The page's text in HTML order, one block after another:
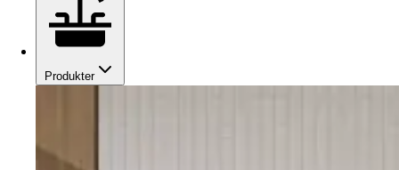
Produkter